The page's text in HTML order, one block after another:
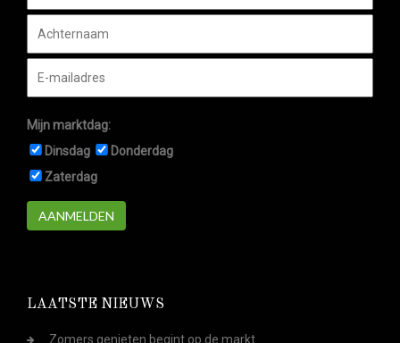
Mijn marktdag:
Dinsdag
Donderdag
Zaterdag
AANMELDEN
LAATSTE NIEUWS
Zomers genieten begint op de markt